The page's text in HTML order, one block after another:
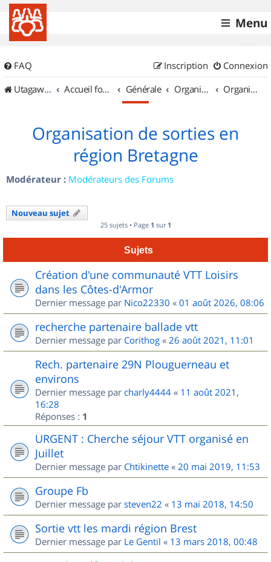
Menu
FAQ Connexion
Inscription
UtagawaVTT (Randos VTT et VTTAE avec traces GPS)
Accueil forum Générale Organisation de sorties & Recherche de partenaires Organisation de sorties en région Bretagne
Organisation de sorties en
région Bretagne
Modérateur : Modérateurs des Forums
Nouveau sujet
25 sujets • Page 1 sur 1
Sujets
Création d'une communauté VTT Loisirs
dans les Côtes-d'Armor
Dernier message par Nico22330 « 01 août 2026, 08:06
recherche partenaire ballade vtt
Dernier message par Corithog « 26 août 2021, 11:01
Rech. partenaire 29N Plouguerneau et
environs
Dernier message par charly4444 « 11 août 2021,
16:28
Réponses : 1
URGENT : Cherche séjour VTT organisé en
Juillet
Dernier message par Chtikinette « 20 mai 2019, 11:53
Groupe Fb
Dernier message par steven22 « 13 mai 2018, 14:50
Sortie vtt les mardi région Brest
Dernier message par Le Gentil « 13 mars 2018, 00:48